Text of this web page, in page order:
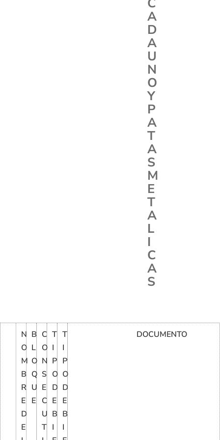
A
D
A
U
N
O
Y
P
A
T
A
S
M
E
T
A
L
I
C
A
S
N
O
M
B
R
E
D
E
B
L
O
Q
U
E
C
O
N
S
E
C
U
T
T
I
P
O
D
E
B
I
T
I
P
O
D
E
B
I
DOCUMENTO